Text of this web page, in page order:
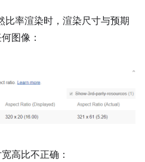
比率渲染时，渲染尺寸与预期
图像：
高比不正确：